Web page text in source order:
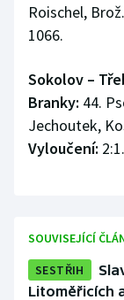
Roischel, Brož.
1066.
Sokolov –
Branky: 44.
Jechoutek,
Vyloučení:
SOUVISEJÍCÍ
SESTŘIH
Litoměřicích